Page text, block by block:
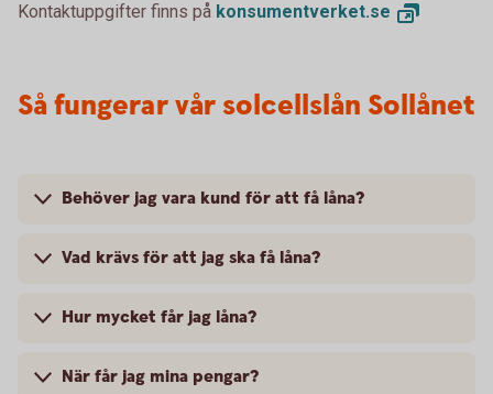
Kontaktuppgifter finns på konsumentverket.se
Så fungerar vår solcellslån Sollånet
Behöver jag vara kund för att få låna?
Vad krävs för att jag ska få låna?
Hur mycket får jag låna?
När får jag mina pengar?